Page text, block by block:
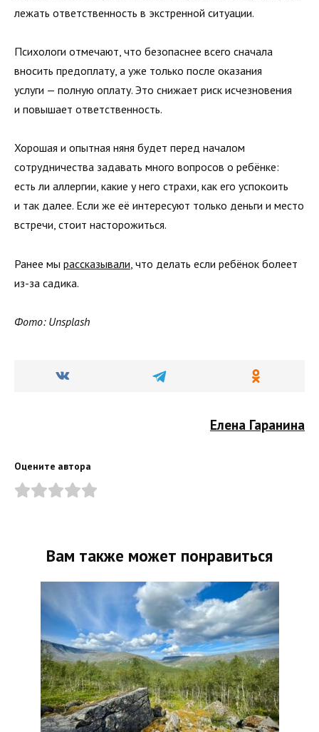
лежать ответственность в экстренной ситуации.
Психологи отмечают, что безопаснее всего сначала
вносить предоплату, а уже только после оказания
услуги — полную оплату. Это снижает риск исчезновения
и повышает ответственность.
Хорошая и опытная няня будет перед началом
сотрудничества задавать много вопросов о ребёнке:
есть ли аллергии, какие у него страхи, как его успокоить
и так далее. Если же её интересуют только деньги и место
встречи, стоит насторожиться.
Ранее мы рассказывали , что делать если ребёнок болеет
из-за садика.
Фото: Unsplash
Елена Гаранина
Оцените автора
Вам также может понравиться